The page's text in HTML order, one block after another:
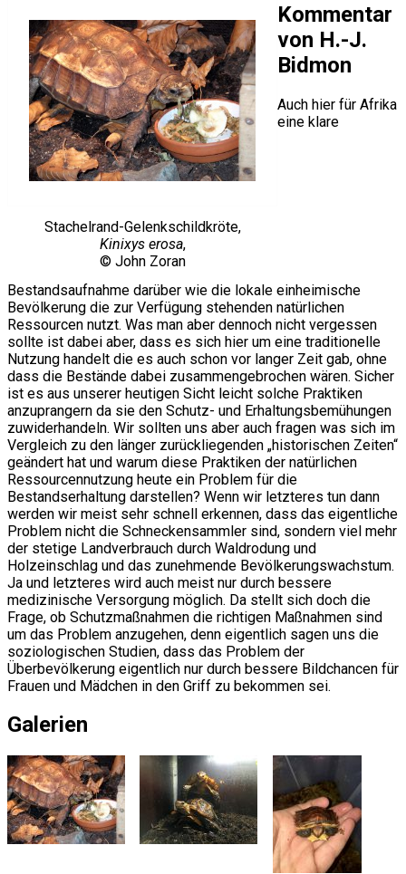
Stachelrand-Gelenkschildkröte,
Kinixys erosa,
© John Zoran
Kommentar
von H.-J.
Bidmon
Auch hier für Afrika
eine klare
Bestandsaufnahme darüber wie die lokale einheimische
Bevölkerung die zur Verfügung stehenden natürlichen
Ressourcen nutzt. Was man aber dennoch nicht vergessen
sollte ist dabei aber, dass es sich hier um eine traditionelle
Nutzung handelt die es auch schon vor langer Zeit gab, ohne
dass die Bestände dabei zusammengebrochen wären. Sicher
ist es aus unserer heutigen Sicht leicht solche Praktiken
anzuprangern da sie den Schutz- und Erhaltungsbemühungen
zuwiderhandeln. Wir sollten uns aber auch fragen was sich im
Vergleich zu den länger zurückliegenden „historischen Zeiten“
geändert hat und warum diese Praktiken der natürlichen
Ressourcennutzung heute ein Problem für die
Bestandserhaltung darstellen? Wenn wir letzteres tun dann
werden wir meist sehr schnell erkennen, dass das eigentliche
Problem nicht die Schneckensammler sind, sondern viel mehr
der stetige Landverbrauch durch Waldrodung und
Holzeinschlag und das zunehmende Bevölkerungswachstum.
Ja und letzteres wird auch meist nur durch bessere
medizinische Versorgung möglich. Da stellt sich doch die
Frage, ob Schutzmaßnahmen die richtigen Maßnahmen sind
um das Problem anzugehen, denn eigentlich sagen uns die
soziologischen Studien, dass das Problem der
Überbevölkerung eigentlich nur durch bessere Bildchancen für
Frauen und Mädchen in den Griff zu bekommen sei.
Galerien